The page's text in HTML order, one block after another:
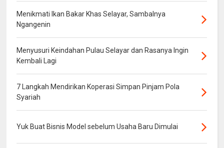
Menikmati Ikan Bakar Khas Selayar, Sambalnya
Ngangenin
Menyusuri Keindahan Pulau Selayar dan Rasanya Ingin
Kembali Lagi
7 Langkah Mendirikan Koperasi Simpan Pinjam Pola
Syariah
Yuk Buat Bisnis Model sebelum Usaha Baru Dimulai